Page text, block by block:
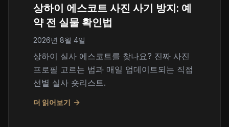
상하이 에스코트 사진 사기 방지: 예
약 전 실물 확인법
2026년 8월 4일
상하이 실사 에스코트를 찾나요? 진짜 사진
프로필 고르는 법과 매일 업데이트되는 직접
선별 실사 숏리스트.
더 읽어보기